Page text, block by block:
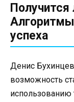
Получится
успеха
Денис
возможность
использованию